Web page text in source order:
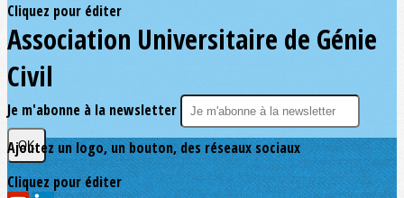
Cliquez pour éditer
Association Universitaire de Génie
Civil
Je m'abonne à la newsletter
OK
Ajoutez un logo, un bouton, des réseaux sociaux
Cliquez pour éditer